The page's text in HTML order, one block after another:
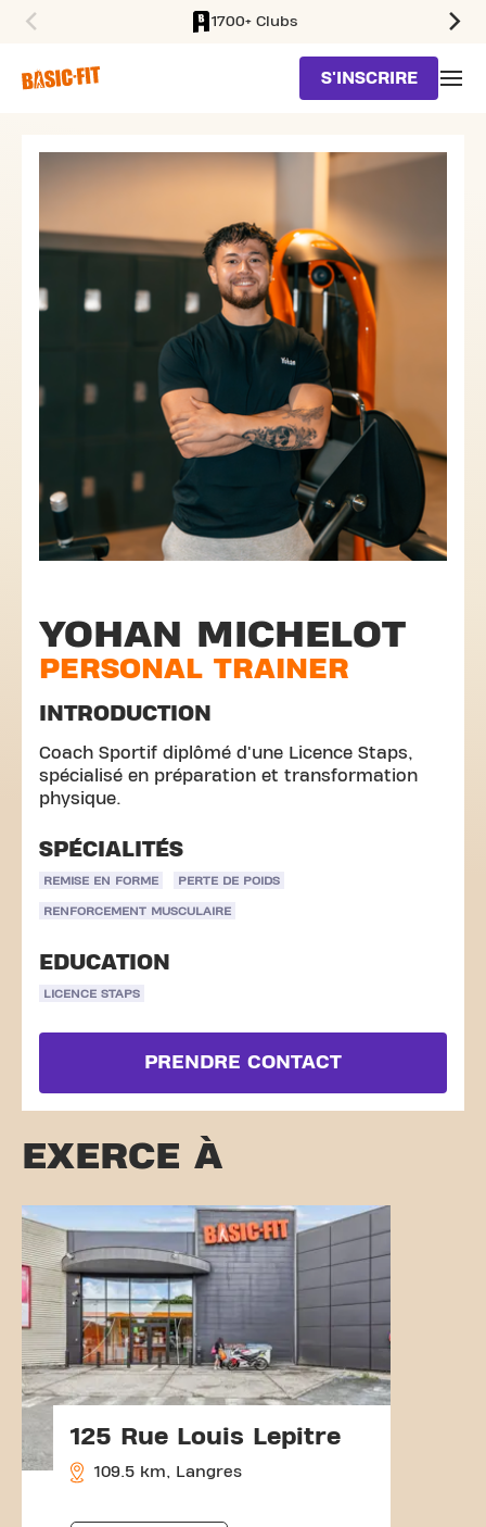
1700+ Clubs
S'INSCRIRE
YOHAN MICHELOT
PERSONAL TRAINER
INTRODUCTION
Coach Sportif diplômé d'une Licence Staps,
spécialisé en préparation et transformation
physique.
SPÉCIALITÉS
REMISE EN FORME PERTE DE POIDS
RENFORCEMENT MUSCULAIRE
EDUCATION
LICENCE STAPS
PRENDRE CONTACT
EXERCE À
125 Rue Louis Lepitre
109.5 km, Langres